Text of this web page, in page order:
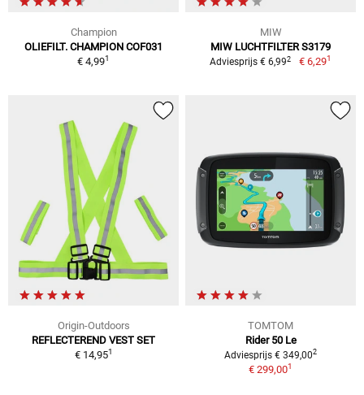
Champion
OLIEFILT. CHAMPION COF031
€ 4,991
MIW
MIW LUCHTFILTER S3179
Adviesprijs € 6,992 € 6,291
Origin-Outdoors
REFLECTEREND VEST SET
€ 14,951
TOMTOM
Rider 50 Le
Adviesprijs € 349,002
€ 299,001